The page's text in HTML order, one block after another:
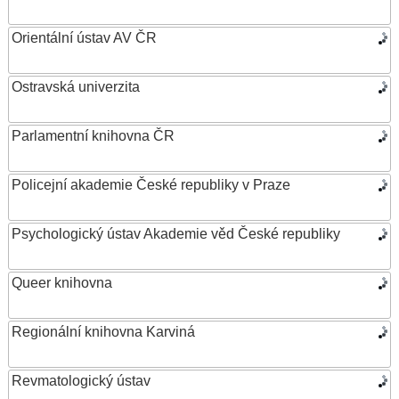
Orientální ústav AV ČR
Ostravská univerzita
Parlamentní knihovna ČR
Policejní akademie České republiky v Praze
Psychologický ústav Akademie věd České republiky
Queer knihovna
Regionální knihovna Karviná
Revmatologický ústav